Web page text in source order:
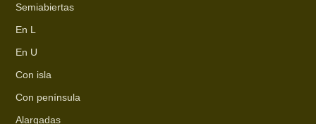
Semiabiertas
En L
En U
Con isla
Con península
Alargadas